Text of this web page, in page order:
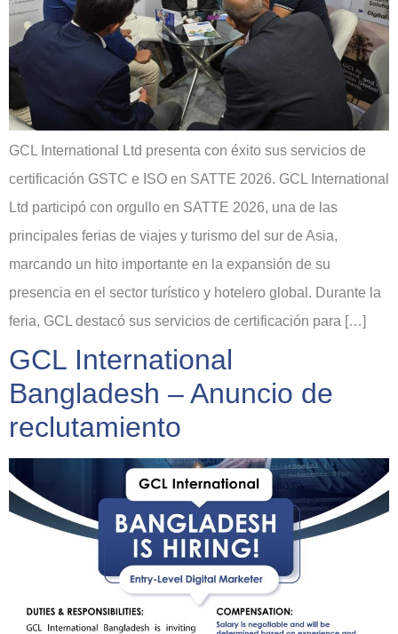
GCL International Ltd presenta con éxito sus servicios de
certificación GSTC e ISO en SATTE 2026. GCL International
Ltd participó con orgullo en SATTE 2026, una de las
principales ferias de viajes y turismo del sur de Asia,
marcando un hito importante en la expansión de su
presencia en el sector turístico y hotelero global. Durante la
feria, GCL destacó sus servicios de certificación para […]
GCL International
Bangladesh – Anuncio de
reclutamiento